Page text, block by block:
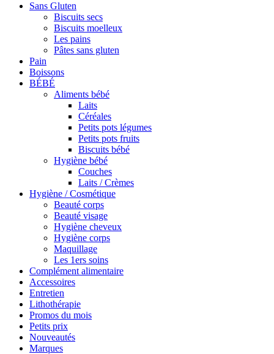
Sans Gluten
Biscuits secs
Biscuits moelleux
Les pains
Pâtes sans gluten
Pain
Boissons
BÉBÉ
Aliments bébé
Laits
Céréales
Petits pots légumes
Petits pots fruits
Biscuits bébé
Hygiène bébé
Couches
Laits / Crèmes
Hygiène / Cosmétique
Beauté corps
Beauté visage
Hygiène cheveux
Hygiène corps
Maquillage
Les 1ers soins
Complément alimentaire
Accessoires
Entretien
Lithothérapie
Promos du mois
Petits prix
Nouveautés
Marques